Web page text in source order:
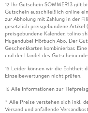
12 Ihr Gutschein SOMMER13 gilt
Gutschein ausschließlich online
zur Abholung mit Zahlung in der
gesetzlich preisgebundene Artikel
preisgebundene Kalender, tolino
Hugendubel Hörbuch Abo. Der
Geschenkkarten kombinierbar.
und der Handel des
15 Leider können wir die Echtheit
Einzelbewertungen nicht prüfen.
16 Alle Informationen zur
* Alle Preise verstehen sich inkl.
Versand und anfallende